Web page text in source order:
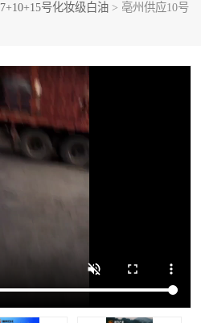
7+10+15号化妆级白油 > 亳州供应10号
天然乳胶
46+68号化妆级白油